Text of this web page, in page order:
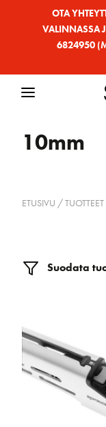
OTA
VALINNASSA
6824950
10mm
ETUSIVU /
Suodata